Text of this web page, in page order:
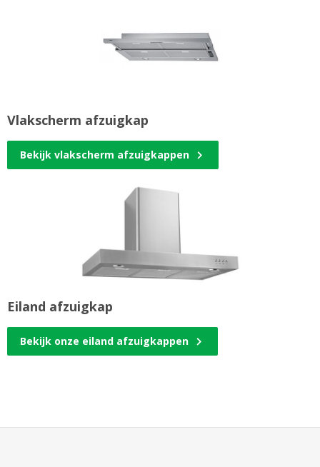
Vlakscherm afzuigkap
Bekijk vlakscherm afzuigkappen
Eiland afzuigkap
Bekijk onze eiland afzuigkappen